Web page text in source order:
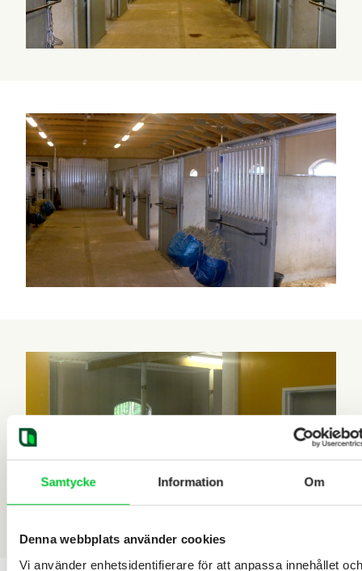
Samtycke Information Om
Denna webbplats använder cookies
Vi använder enhetsidentifierare för att anpassa innehållet och